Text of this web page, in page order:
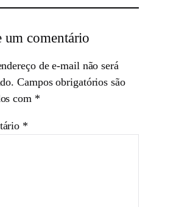
um comentário
de e-mail não será
Campos obrigatórios são
com *
*